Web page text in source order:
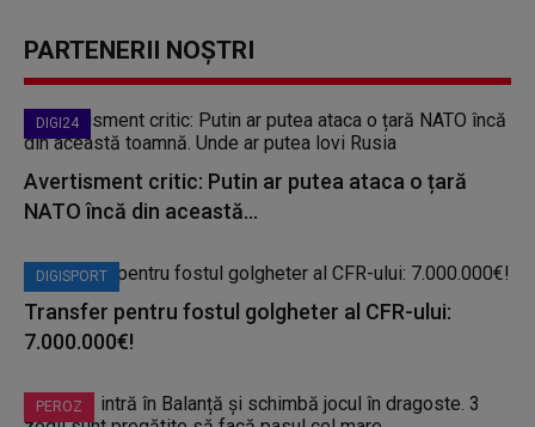
PARTENERII NOȘTRI
DIGI24
Avertisment critic: Putin ar putea ataca o țară
NATO încă din această...
DIGISPORT
Transfer pentru fostul golgheter al CFR-ului:
7.000.000€!
PEROZ